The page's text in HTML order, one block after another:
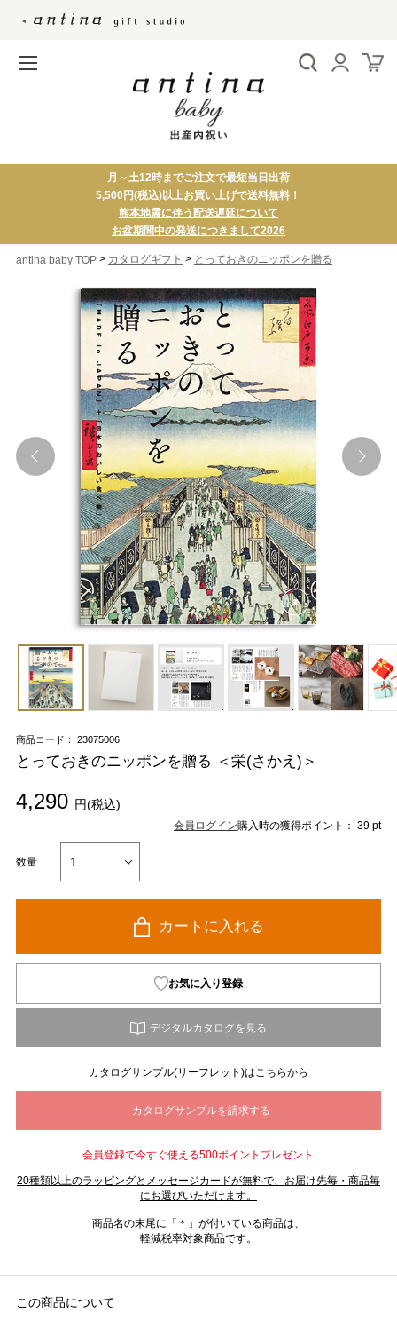
月～土12時までご注文で最短当日出荷
5,500円(税込)以上お買い上げで送料無料！
熊本地震に伴う配送遅延について
お盆期間中の発送につきまして2026
antina baby TOP> カタログギフト > とっておきのニッポンを贈る
商品コード： 23075006
とっておきのニッポンを贈る ＜栄(さかえ)＞
4,290 円(税込)
会員ログイン購入時の獲得ポイント： 39 pt
数量
カートに入れる
お気に入り登録
カタログサンプル(リーフレット)はこちらから
会員登録で今すぐ使える500ポイントプレゼント
20種類以上のラッピングとメッセージカードが無料で、お届け先毎・商品毎
にお選びいただけます。
商品名の末尾に「＊」が付いている商品は、
軽減税率対象商品です。
この商品について